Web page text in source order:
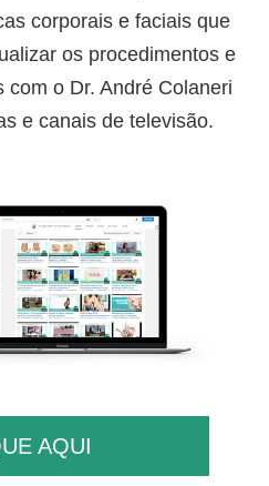
corporais e faciais que
os procedimentos e
com o Dr. André Colaneri
e canais de televisão.
AQUI